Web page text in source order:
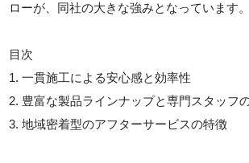
ローが、同社の大きな強みとなっています。
目次
1. 一貫施工による安心感と効率性
2. 豊富な製品ラインナップと専門スタッフ
3. 地域密着型のアフターサービスの特徴